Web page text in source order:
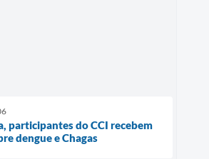
participantes do CCI recebem
dengue e Chagas